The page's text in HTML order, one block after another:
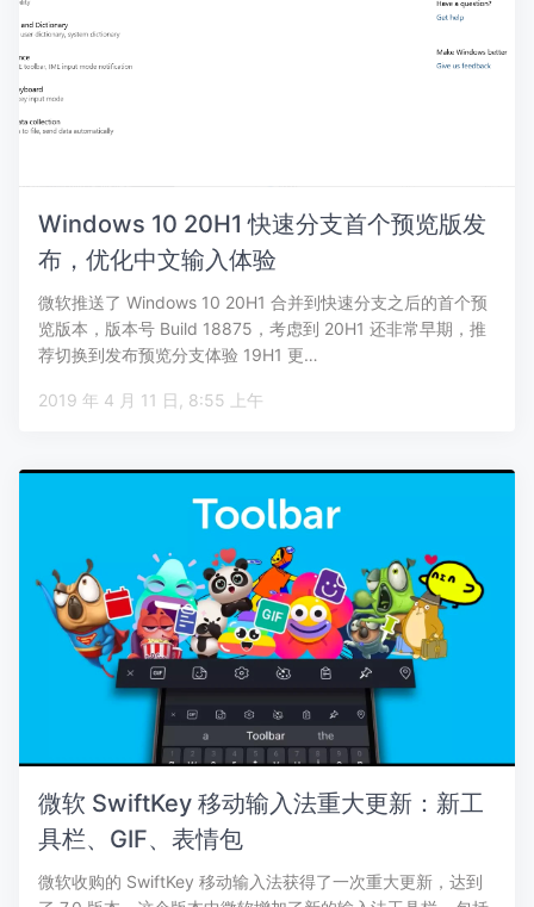
Windows 10 20H1 快速分支首个预览版发
布，优化中文输入体验
微软推送了 Windows 10 20H1 合并到快速分支之后的首个预
览版本，版本号 Build 18875，考虑到 20H1 还非常早期，推
荐切换到发布预览分支体验 19H1 更…
2019 年 4 月 11 日, 8:55 上午
微软 SwiftKey 移动输入法重大更新：新工
具栏、GIF、表情包
微软收购的 SwiftKey 移动输入法获得了一次重大更新，达到